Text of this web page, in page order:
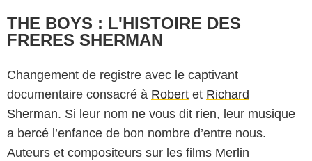
THE BOYS : L'HISTOIRE DES
FRERES SHERMAN
Changement de registre avec le captivant
documentaire consacré à Robert et Richard
Sherman. Si leur nom ne vous dit rien, leur musique
a bercé l’enfance de bon nombre d’entre nous.
Auteurs et compositeurs sur les films Merlin